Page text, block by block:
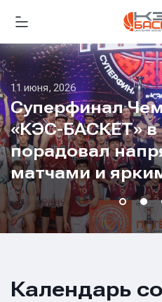
12 июня, 2026
11 июня, 2026
Суперфинал
«КЭС-БАСКЕТ» в
порадовал
матчами и
5 июня, 2026
18 мая, 2026
Календарь